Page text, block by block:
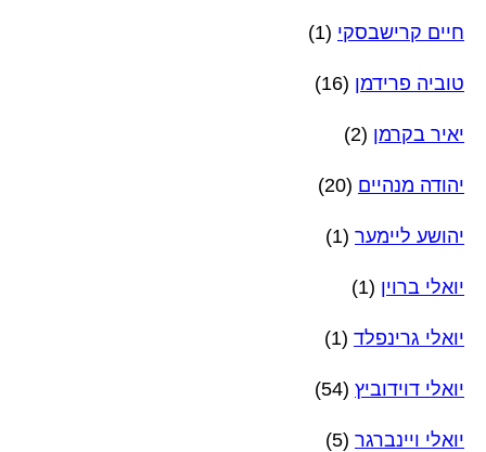
חיים קרישבסקי (1)
טוביה פרידמן (16)
יאיר בקרמן (2)
יהודה מנהיים (20)
יהושע ליימער (1)
יואלי ברוין (1)
יואלי גרינפלד (1)
יואלי דוידוביץ (54)
יואלי ויינברגר (5)